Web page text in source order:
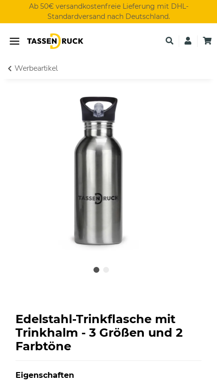
Ab 50€ versandkostenfreie Lieferung mit DHL-
Standardversand nach Deutschland.
Werbeartikel
Edelstahl-Trinkflasche mit
Trinkhalm - 3 Größen und 2
Farbtöne
Eigenschaften